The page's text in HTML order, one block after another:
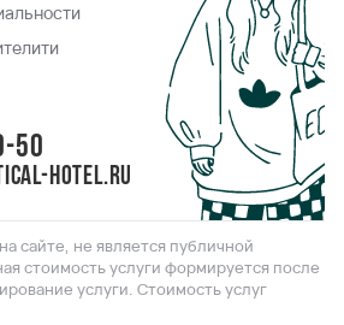
50
hotel.ru
сайте, не является публичной
стоимость услуги формируется после
услуги. Стоимость услуг